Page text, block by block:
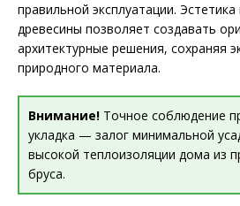
правильной эксплуатации.
древесины позволяет создавать
архитектурные решения, сохраняя
природного материала.
Внимание! Точное соблюдение
укладка — залог минимальной
высокой теплоизоляции дома из
бруса.